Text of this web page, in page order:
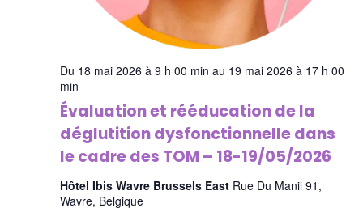
Du 18 mai 2026 à 9 h 00 min au 19 mai 2026 à 17 h 00
min
Évaluation et rééducation de la
déglutition dysfonctionnelle dans
le cadre des TOM – 18-19/05/2026
Hôtel Ibis Wavre Brussels East Rue Du Manil 91,
Wavre, Belgique